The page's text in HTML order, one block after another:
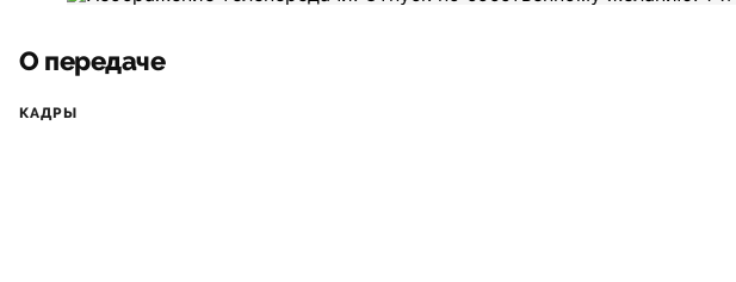
О передаче
КАДРЫ